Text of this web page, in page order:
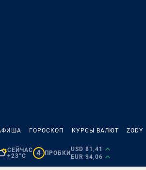
ГОРОСКОП КУРСЫ ВАЛЮТ ZODY
СЕЙЧАС
+23°C
4 ПРОБКИ
USD 81,41
EUR 94,06